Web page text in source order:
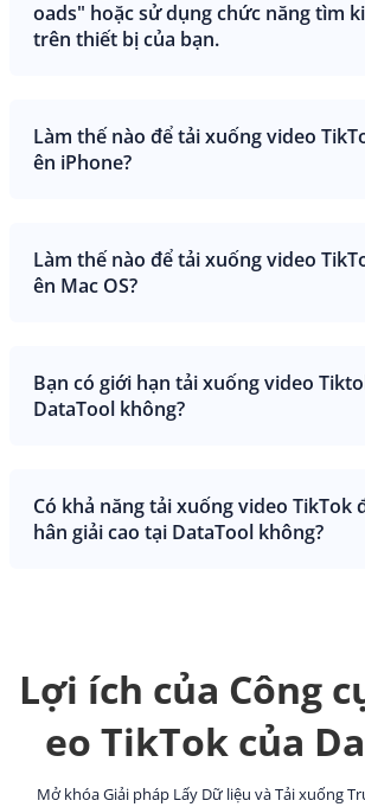
oads" hoặc sử dụng chức năng tìm
trên thiết bị của bạn.
Làm thế nào để tải xuống video
ên iPhone?
Làm thế nào để tải xuống video
ên Mac OS?
Bạn có giới hạn tải xuống video
DataTool không?
Có khả năng tải xuống video TikTok
hân giải cao tại DataTool không?
Lợi ích của Công
eo TikTok của
Mở khóa Giải pháp Lấy Dữ liệu và Tải xuống